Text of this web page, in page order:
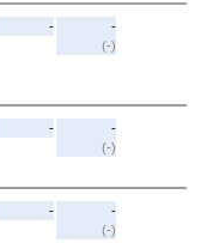
-
-
(-)
-
-
(-)
-
-
(-)